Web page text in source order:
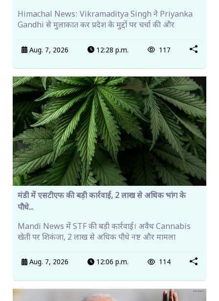
Himachal News: Vikramaditya Singh ने Priyanka
Gandhi से मुलाकात कर प्रदेश के मुद्दों पर चर्चा की और
Aug. 7, 2026 12:28 p.m. 117
मंडी में एसटीएफ की बड़ी कार्रवाई, 2 लाख से अधिक भांग के
पौधे...
Mandi News में STF की बड़ी कार्रवाई। अवैध Cannabis
खेती पर शिकंजा, 2 लाख से अधिक पौधे नष्ट और मामला
Aug. 7, 2026 12:06 p.m. 114